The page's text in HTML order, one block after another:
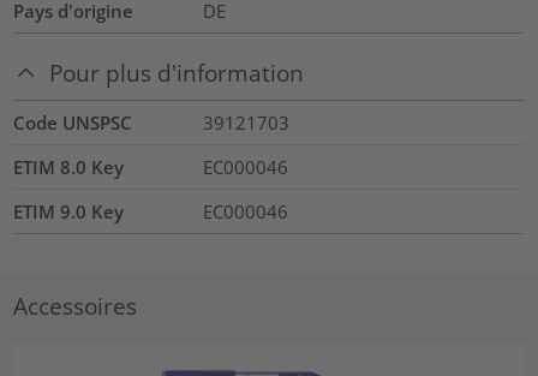
Pays d'origine DE
Pour plus d'information
Code UNSPSC
39121703
ETIM 8.0 Key
EC000046
ETIM 9.0 Key
EC000046
Accessoires